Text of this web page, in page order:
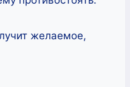
желаемое,